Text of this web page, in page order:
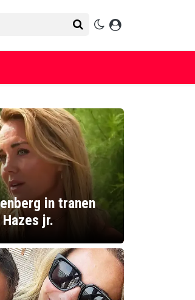
in tranen
jr.